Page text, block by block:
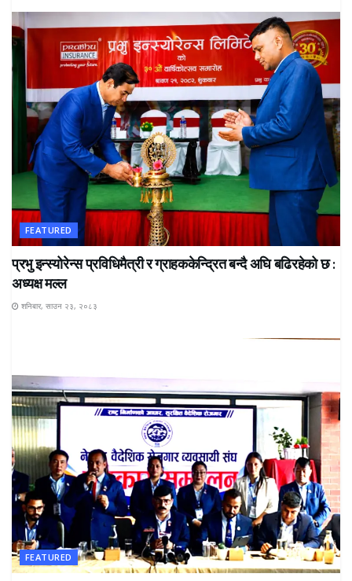
FEATURED
प्रभु इन्स्योरेन्स प्रविधिमैत्री र ग्राहककेन्द्रित बन्दै अघि बढिरहेको छ :
अध्यक्ष मल्ल
शनिबार, साउन २३, २०८३
FEATURED